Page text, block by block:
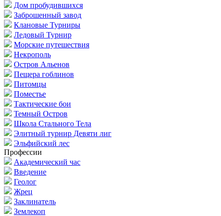
Дом пробудившихся
Заброшенный завод
Клановые Турниры
Ледовый Турнир
Морские путешествия
Некрополь
Остров Альенов
Пещера гоблинов
Питомцы
Поместье
Тактические бои
Темный Остров
Школа Стального Тела
Элитный турнир Девяти лиг
Эльфийский лес
Профессии
Академический час
Введение
Геолог
Жрец
Заклинатель
Землекоп